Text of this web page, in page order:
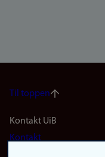
Til toppen
Footer
Kontakt UiB
Kontakt